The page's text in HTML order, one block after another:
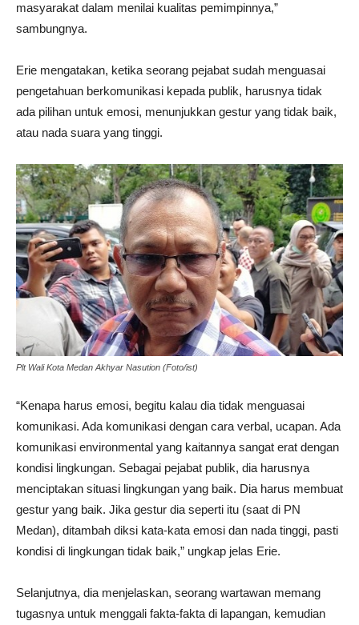
masyarakat dalam menilai kualitas pemimpinnya,”
sambungnya.
Erie mengatakan, ketika seorang pejabat sudah menguasai
pengetahuan berkomunikasi kepada publik, harusnya tidak
ada pilihan untuk emosi, menunjukkan gestur yang tidak baik,
atau nada suara yang tinggi.
Plt Wali Kota Medan Akhyar Nasution (Foto/ist)
“Kenapa harus emosi, begitu kalau dia tidak menguasai
komunikasi. Ada komunikasi dengan cara verbal, ucapan. Ada
komunikasi environmental yang kaitannya sangat erat dengan
kondisi lingkungan. Sebagai pejabat publik, dia harusnya
menciptakan situasi lingkungan yang baik. Dia harus membuat
gestur yang baik. Jika gestur dia seperti itu (saat di PN
Medan), ditambah diksi kata-kata emosi dan nada tinggi, pasti
kondisi di lingkungan tidak baik,” ungkap jelas Erie.
Selanjutnya, dia menjelaskan, seorang wartawan memang
tugasnya untuk menggali fakta-fakta di lapangan, kemudian